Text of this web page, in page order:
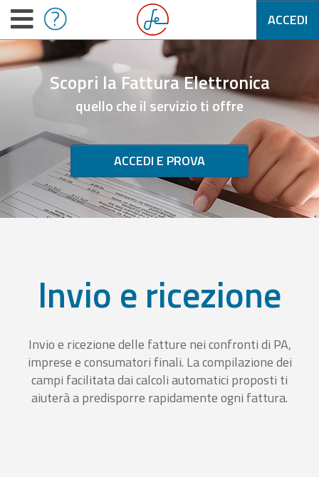
ACCEDI
Scopri la Fattura Elettronica
quello che il servizio ti offre
ACCEDI E PROVA
Invio e ricezione
Invio e ricezione delle fatture nei confronti di PA,
imprese e consumatori finali. La compilazione dei
campi facilitata dai calcoli automatici proposti ti
aiuterà a predisporre rapidamente ogni fattura.